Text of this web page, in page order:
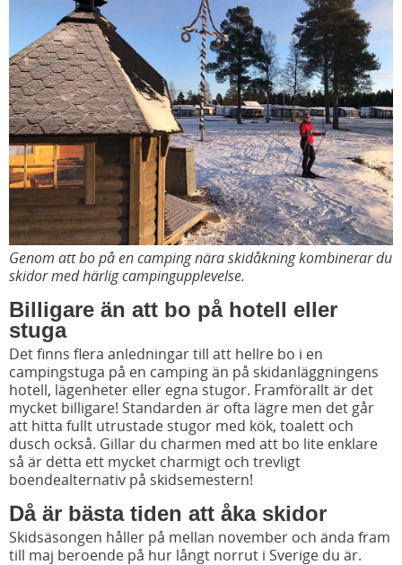
Genom att bo på en camping nära skidåkning kombinerar du
skidor med härlig campingupplevelse.
Billigare än att bo på hotell eller
stuga
Det finns flera anledningar till att hellre bo i en
campingstuga på en camping än på skidanläggningens
hotell, lägenheter eller egna stugor. Framförallt är det
mycket billigare! Standarden är ofta lägre men det går
att hitta fullt utrustade stugor med kök, toalett och
dusch också. Gillar du charmen med att bo lite enklare
så är detta ett mycket charmigt och trevligt
boendealternativ på skidsemestern!
Då är bästa tiden att åka skidor
Skidsäsongen håller på mellan november och ända fram
till maj beroende på hur långt norrut i Sverige du är.